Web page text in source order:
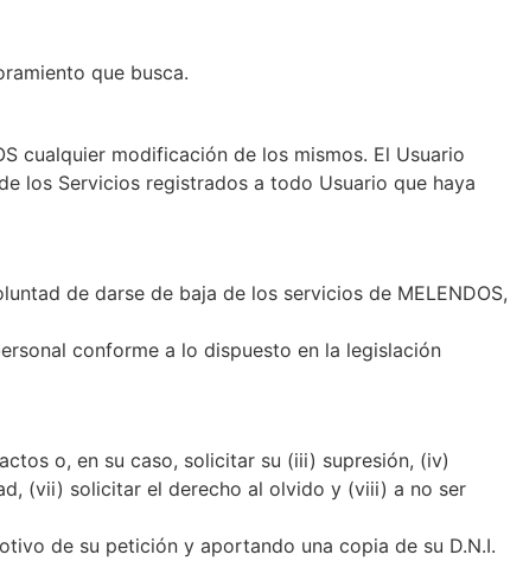
que busca.
cualquier modificación de los mismos. El Usuario
los Servicios registrados a todo Usuario que haya
de darse de baja de los servicios de MELENDOS,
conforme a lo dispuesto en la legislación
o, en su caso, solicitar su (iii) supresión, (iv)
(vii) solicitar el derecho al olvido y (viii) a no ser
de su petición y aportando una copia de su D.N.I.